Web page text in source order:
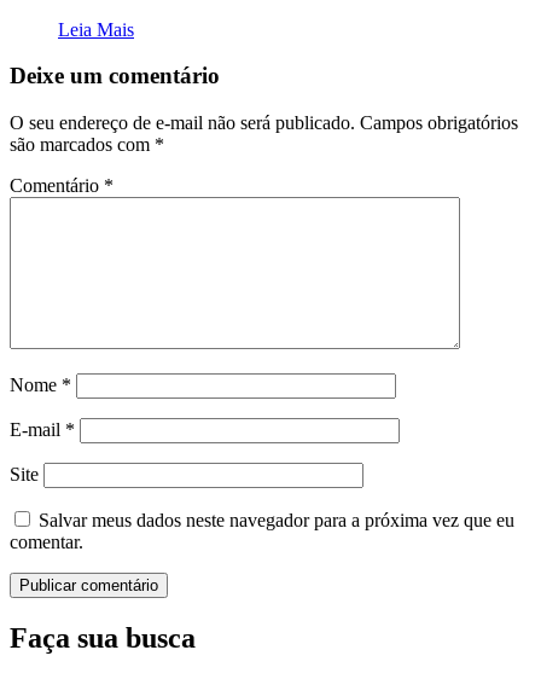
Leia Mais
Deixe um comentário
O seu endereço de e-mail não será publicado. Campos obrigatórios
são marcados com *
Comentário *
Nome *
E-mail *
Site
Salvar meus dados neste navegador para a próxima vez que eu
comentar.
Faça sua busca